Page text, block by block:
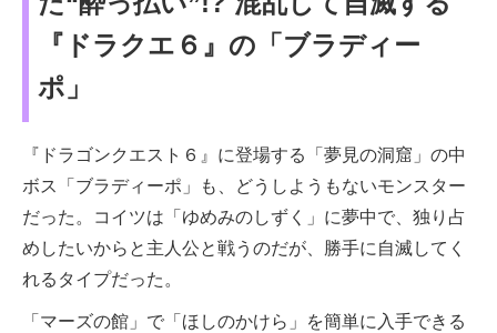
『ドラクエ６』の「ブラディー
ポ」
『ドラゴンクエスト６』に登場する「夢見の洞窟」の中
ボス「ブラディーポ」も、どうしようもないモンスター
だった。コイツは「ゆめみのしずく」に夢中で、独り占
めしたいからと主人公と戦うのだが、勝手に自滅してく
れるタイプだった。
「マーズの館」で「ほしのかけら」を簡単に入手できる